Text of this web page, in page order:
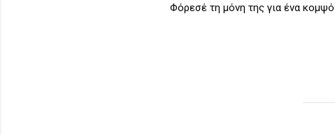
Φόρεσέ τη μόνη της για ένα